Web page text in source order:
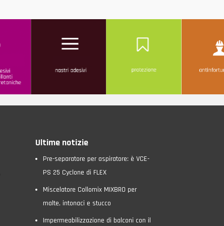
Ultime notizie
Pre-separatore per aspiratore: è VCE-
PS 25 Cyclone di FLEX
Miscelatore Collomix MIXBRO per
malte, intonaci e stucco
Impermeabilizzazione di balconi con il